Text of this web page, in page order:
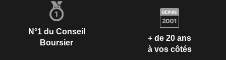
N°1 du Conseil
Boursier
+ de 20 ans
à vos côtés